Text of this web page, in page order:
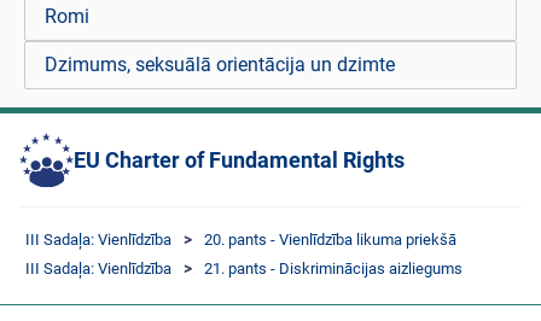
Romi
Dzimums, seksuālā orientācija un dzimte
EU Charter of Fundamental Rights
III Sadaļa: Vienlīdzība
20. pants - Vienlīdzība likuma priekšā
III Sadaļa: Vienlīdzība
21. pants - Diskriminācijas aizliegums